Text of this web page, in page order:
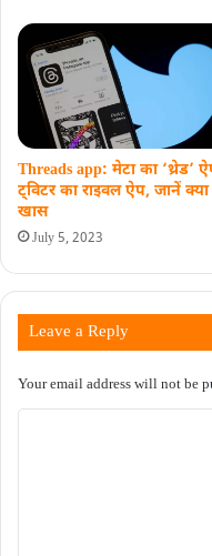
Threads app: मेटा का ‘थ्रेड’
ट्वि‍टर का राइवल ऐप, जानें
खास
July 5, 2023
Leave a Reply
Your email address will not be